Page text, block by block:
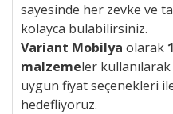
sayesinde her zevke ve
kolayca bulabilirsiniz.
Variant Mobilya olarak
malzemeler
uygun fiyat seçenekleri
hedefliyoruz.